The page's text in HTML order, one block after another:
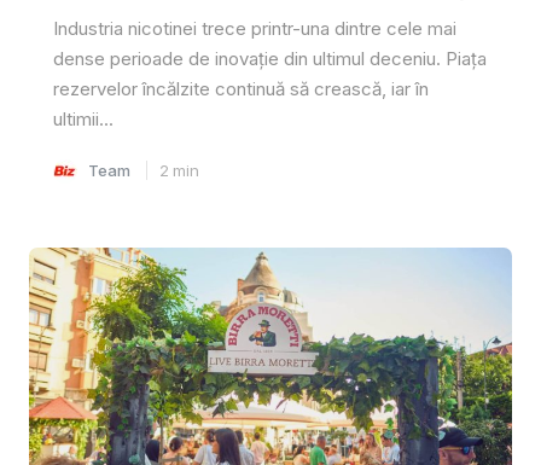
Industria nicotinei trece printr-una dintre cele mai
dense perioade de inovație din ultimul deceniu. Piața
rezervelor încălzite continuă să crească, iar în
ultimii...
Team 2 min